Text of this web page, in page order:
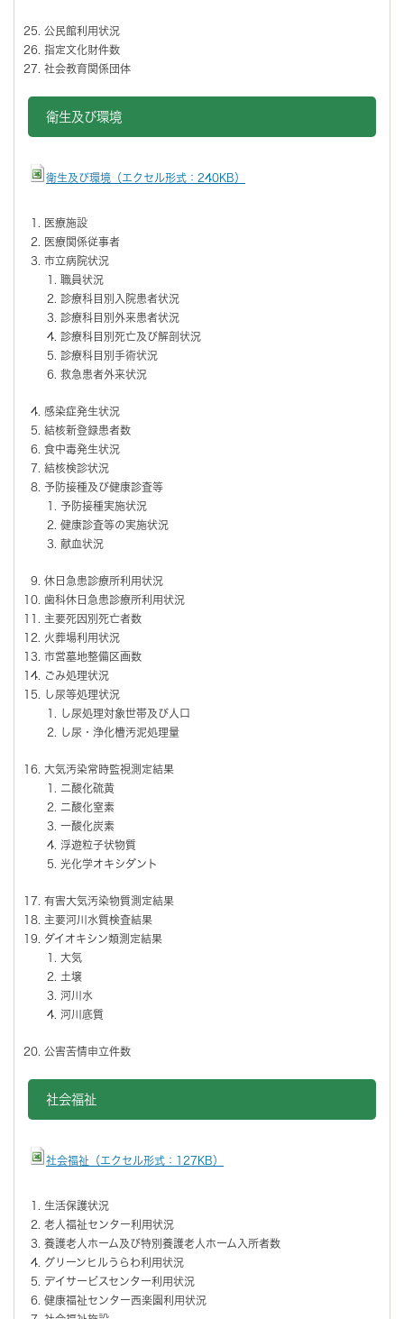
公民館利用状況
指定文化財件数
社会教育関係団体
衛生及び環境
衛生及び環境（エクセル形式：240KB）
医療施設
医療関係従事者
市立病院状況
職員状況
診療科目別入院患者状況
診療科目別外来患者状況
診療科目別死亡及び解剖状況
診療科目別手術状況
救急患者外来状況
感染症発生状況
結核新登録患者数
食中毒発生状況
結核検診状況
予防接種及び健康診査等
予防接種実施状況
健康診査等の実施状況
献血状況
休日急患診療所利用状況
歯科休日急患診療所利用状況
主要死因別死亡者数
火葬場利用状況
市営墓地整備区画数
ごみ処理状況
し尿等処理状況
し尿処理対象世帯及び人口
し尿・浄化槽汚泥処理量
大気汚染常時監視測定結果
二酸化硫黄
二酸化窒素
一酸化炭素
浮遊粒子状物質
光化学オキシダント
有害大気汚染物質測定結果
主要河川水質検査結果
ダイオキシン類測定結果
大気
土壌
河川水
河川底質
公害苦情申立件数
社会福祉
社会福祉（エクセル形式：127KB）
生活保護状況
老人福祉センター利用状況
養護老人ホーム及び特別養護老人ホーム入所者数
グリーンヒルうらわ利用状況
デイサービスセンター利用状況
健康福祉センター西楽園利用状況